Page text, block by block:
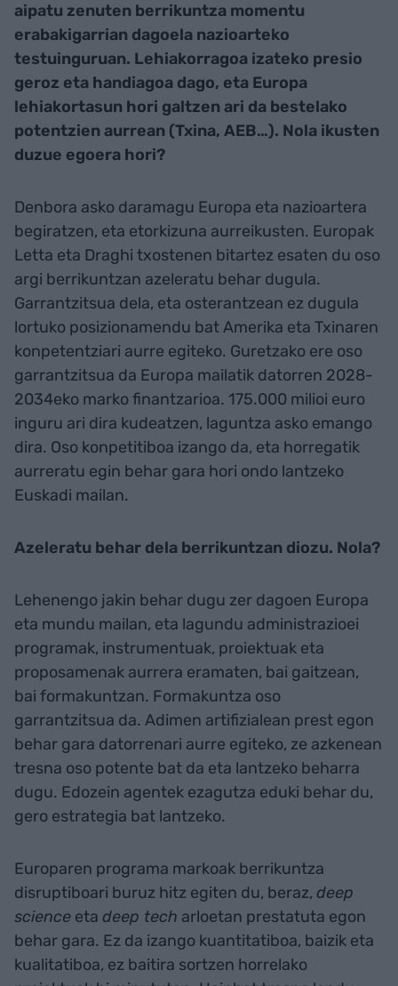
aipatu zenuten berrikuntza momentu
erabakigarrian dagoela nazioarteko
testuinguruan. Lehiakorragoa izateko presio
geroz eta handiagoa dago, eta Europa
lehiakortasun hori galtzen ari da bestelako
potentzien aurrean (Txina, AEB…). Nola ikusten
duzue egoera hori?
Denbora asko daramagu Europa eta nazioartera
begiratzen, eta etorkizuna aurreikusten. Europak
Letta eta Draghi txostenen bitartez esaten du oso
argi berrikuntzan azeleratu behar dugula.
Garrantzitsua dela, eta osterantzean ez dugula
lortuko posizionamendu bat Amerika eta Txinaren
konpetentziari aurre egiteko. Guretzako ere oso
garrantzitsua da Europa mailatik datorren 2028-
2034eko marko finantzarioa. 175.000 milioi euro
inguru ari dira kudeatzen, laguntza asko emango
dira. Oso konpetitiboa izango da, eta horregatik
aurreratu egin behar gara hori ondo lantzeko
Euskadi mailan.
Azeleratu behar dela berrikuntzan diozu. Nola?
Lehenengo jakin behar dugu zer dagoen Europa
eta mundu mailan, eta lagundu administrazioei
programak, instrumentuak, proiektuak eta
proposamenak aurrera eramaten, bai gaitzean,
bai formakuntzan. Formakuntza oso
garrantzitsua da. Adimen artifizialean prest egon
behar gara datorrenari aurre egiteko, ze azkenean
tresna oso potente bat da eta lantzeko beharra
dugu. Edozein agentek ezagutza eduki behar du,
gero estrategia bat lantzeko.
Europaren programa markoak berrikuntza
disruptiboari buruz hitz egiten du, beraz, deep
science eta deep tech arloetan prestatuta egon
behar gara. Ez da izango kuantitatiboa, baizik eta
kualitatiboa, ez baitira sortzen horrelako